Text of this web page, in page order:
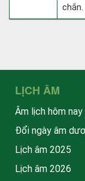
chắn.
LỊCH ÂM
Âm lịch hôm nay
Đổi ngày âm
Lịch âm 2025
Lịch âm 2026